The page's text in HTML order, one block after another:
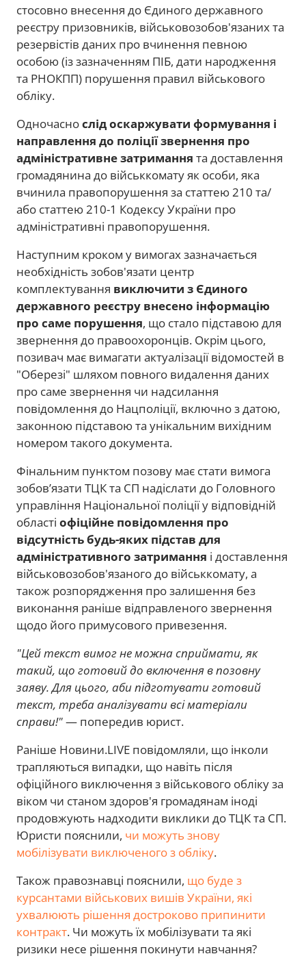
стосовно внесення до Єдиного державного
реєстру призовників, військовозобов'язаних та
резервістів даних про вчинення певною
особою (із зазначенням ПІБ, дати народження
та РНОКПП) порушення правил військового
обліку.
Одночаснослід оскаржувати формування і
направлення до поліції звернення про
адміністративне затримання та доставлення
громадянина до військкомату як особи, яка
вчинила правопорушення за статтею 210 та/
або статтею 210-1 Кодексу України про
адміністративні правопорушення.
Наступним кроком у вимогах зазначається
необхідність зобов'язати центр
комплектування виключити з Єдиного
державного реєстру внесено інформацію
про саме порушення, що стало підставою для
звернення до правоохоронців. Окрім цього,
позивач має вимагати актуалізації відомостей в
"Оберезі" шляхом повного видалення даних
про саме звернення чи надсилання
повідомлення до Нацполіції, включно з датою,
законною підставою та унікальним вихідним
номером такого документа.
Фінальним пунктом позову має стати вимога
зобов’язати ТЦК та СП надіслати до Головного
управління Національної поліції у відповідній
області офіційне повідомлення про
відсутність будь-яких підстав для
адміністративного затримання і доставлення
військовозобов'язаного до військкомату, а
також розпорядження про залишення без
виконання раніше відправленого звернення
щодо його примусового привезення.
"Цей текст вимог не можна сприймати, як
такий, що готовий до включення в позовну
заяву. Для цього, аби підготувати готовий
текст, треба аналізувати всі матеріали
справи!"— попередив юрист.
Раніше Новини.LIVE повідомляли, що інколи
трапляються випадки, що навіть після
офіційного виключення з військового обліку за
віком чи станом здоров'я громадянам іноді
продовжують надходити виклики до ТЦК та СП.
Юристи пояснили, чи можуть знову
мобілізувати виключеного з обліку.
Також правознавці пояснили, що буде з
курсантами військових вишів України, які
ухвалюють рішення достроково припинити
контракт. Чи можуть їх мобілізувати та які
ризики несе рішення покинути навчання?